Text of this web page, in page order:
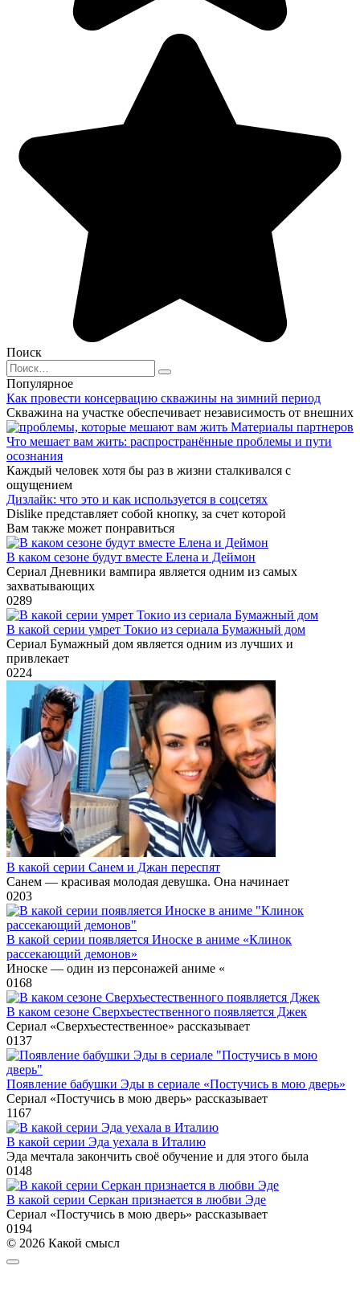
Поиск
Search
for:
Популярное
Как провести консервацию скважины на зимний период
Скважина на участке обеспечивает независимость от внешних
Материалы партнеров
Что мешает вам жить: распространённые проблемы и пути
осознания
Каждый человек хотя бы раз в жизни сталкивался с
ощущением
Дизлайк: что это и как используется в соцсетях
Dislike представляет собой кнопку, за счет которой
Вам также может понравиться
В каком сезоне будут вместе Елена и Деймон
Сериал Дневники вампира является одним из самых
захватывающих
0289
В какой серии умрет Токио из сериала Бумажный дом
Сериал Бумажный дом является одним из лучших и
привлекает
0224
В какой серии Санем и Джан переспят
Санем — красивая молодая девушка. Она начинает
0203
В какой серии появляется Иноске в аниме «Клинок
рассекающий демонов»
Иноске — один из персонажей аниме «
0168
В каком сезоне Сверхъестественного появляется Джек
Сериал «Сверхъестественное» рассказывает
0137
Появление бабушки Эды в сериале «Постучись в мою дверь»
Сериал «Постучись в мою дверь» рассказывает
1167
В какой серии Эда уехала в Италию
Эда мечтала закончить своё обучение и для этого была
0148
В какой серии Серкан признается в любви Эде
Сериал «Постучись в мою дверь» рассказывает
0194
© 2026 Какой смысл